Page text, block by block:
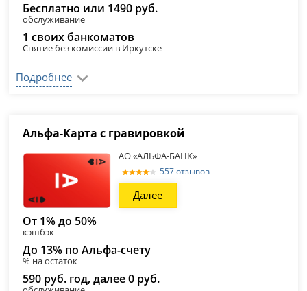
Бесплатно или 1490 руб.
обслуживание
1 своих банкоматов
Снятие без комиссии в Иркутске
Подробнее
Альфа-Карта с гравировкой
АО «АЛЬФА-БАНК»
557 отзывов
Далее
От 1% до 50%
кэшбэк
До 13% по Альфа-счету
% на остаток
590 руб. год, далее 0 руб.